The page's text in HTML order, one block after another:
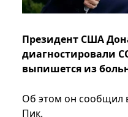
Президент США
диагностировали
выпишется из
Об этом он сообщил
Пик.